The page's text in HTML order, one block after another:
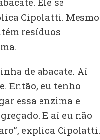
Cipolatti. Mesmo
resíduos
de abacate. Aí
Então, eu tenho
essa enzima e
E aí eu não
explica Cipolatti.